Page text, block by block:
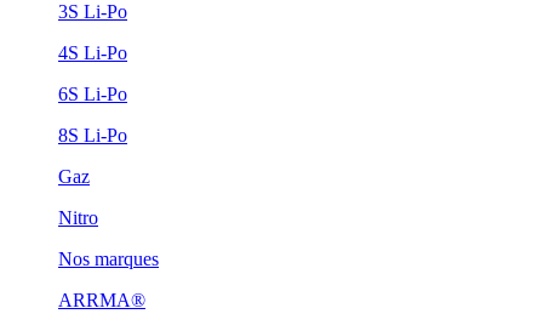
3S Li-Po
4S Li-Po
6S Li-Po
8S Li-Po
Gaz
Nitro
Nos marques
ARRMA®